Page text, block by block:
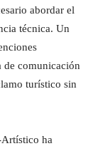
abordar el
técnica. Un
de comunicación
turístico sin
ha